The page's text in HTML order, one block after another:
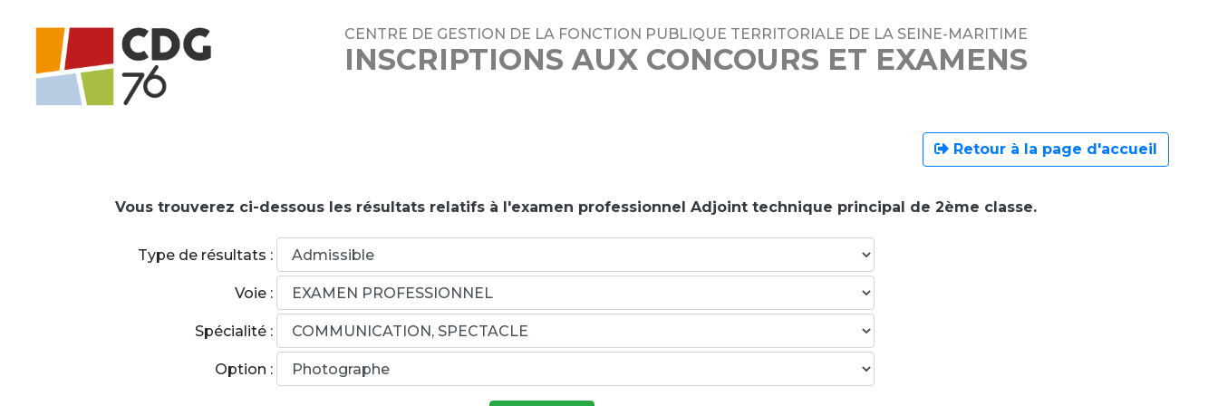
CENTRE DE GESTION DE LA FONCTION PUBLIQUE TERRITORIALE DE LA SEINE-MARITIME
INSCRIPTIONS AUX CONCOURS ET EXAMENS
Retour à la page d'accueil
Vous trouverez ci-dessous les résultats relatifs à l'examen professionnel Adjoint technique principal de 2ème classe.
Type de résultats :
Voie :
Spécialité :
Option :